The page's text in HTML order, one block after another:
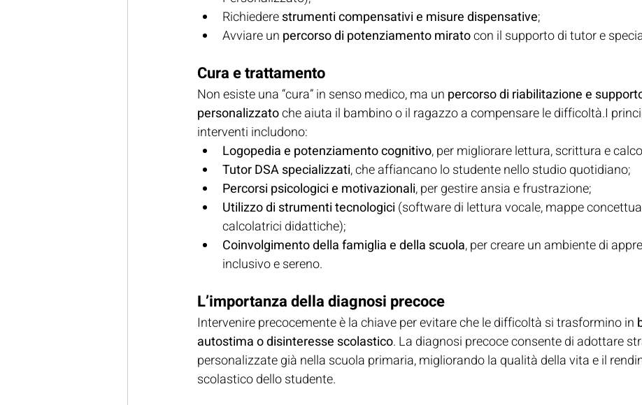
Richiedere strumenti compensativi e misure dispensative;
Avviare un percorso di potenziamento mirato con il supporto di tutor e
Cura e trattamento
Non esiste una “cura” in senso medico, ma un percorso di riabilitazione e
personalizzato che aiuta il bambino o il ragazzo a compensare le difficoltà.I
interventi includono:
Logopedia e potenziamento cognitivo, per migliorare lettura, scrittura e
Tutor DSA specializzati, che affiancano lo studente nello studio quotidiano;
Percorsi psicologici e motivazionali, per gestire ansia e frustrazione;
Utilizzo di strumenti tecnologici (software di lettura vocale, mappe
calcolatrici didattiche);
Coinvolgimento della famiglia e della scuola, per creare un ambiente di
inclusivo e sereno.
L’importanza della diagnosi precoce
Intervenire precocemente è la chiave per evitare che le difficoltà si trasformino in
autostima o disinteresse scolastico. La diagnosi precoce consente di adottare
personalizzate già nella scuola primaria, migliorando la qualità della vita e il
scolastico dello studente.